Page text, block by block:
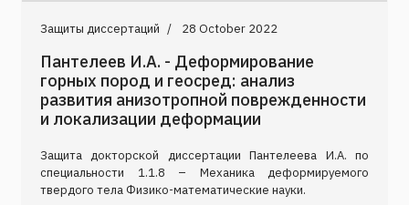
Защиты диссертаций 28 October 2022
Пантелеев И.А. - Деформирование
горных пород и геосред: анализ
развития анизотропной поврежденности
и локализации деформации
Защита докторской диссертации Пантелеева И.А. по
специальности 1.1.8 – Механика деформируемого
твердого тела Физико-математические науки.